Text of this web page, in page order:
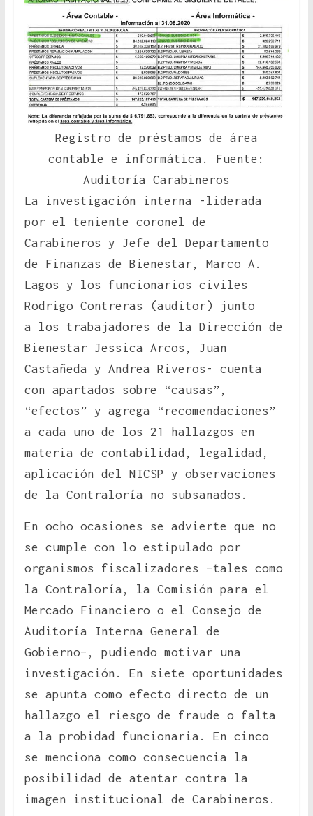
Registro de préstamos de área
contable e informática. Fuente:
Auditoría Carabineros
La investigación interna -liderada
por el teniente coronel de
Carabineros y Jefe del Departamento
de Finanzas de Bienestar, Marco A.
Lagos y los funcionarios civiles
Rodrigo Contreras (auditor) junto
a los trabajadores de la Dirección de
Bienestar Jessica Arcos, Juan
Castañeda y Andrea Riveros- cuenta
con apartados sobre “causas”,
“efectos” y agrega “recomendaciones”
a cada uno de los 21 hallazgos en
materia de contabilidad, legalidad,
aplicación del NICSP y observaciones
de la Contraloría no subsanados.
En ocho ocasiones se advierte que no
se cumple con lo estipulado por
organismos fiscalizadores –tales como
la Contraloría, la Comisión para el
Mercado Financiero o el Consejo de
Auditoría Interna General de
Gobierno–, pudiendo motivar una
investigación. En siete oportunidades
se apunta como efecto directo de un
hallazgo el riesgo de fraude o falta
a la probidad funcionaria. En cinco
se menciona como consecuencia la
posibilidad de atentar contra la
imagen institucional de Carabineros.